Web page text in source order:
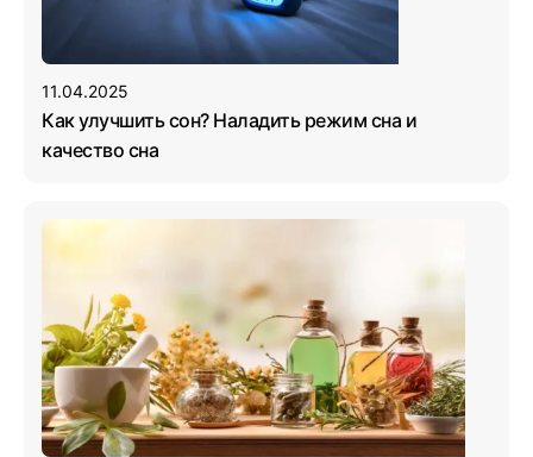
11.04.2025
Как улучшить сон? Наладить режим сна и
качество сна